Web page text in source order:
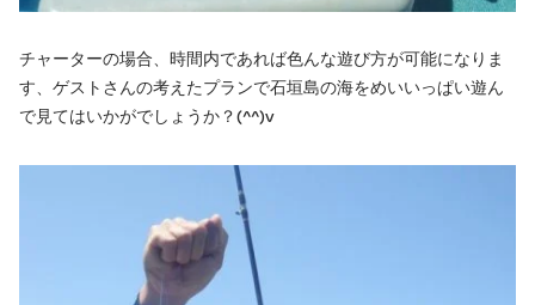
チャーターの場合、時間内であれば色んな遊び方が可能になりま
す、ゲストさんの考えたプランで石垣島の海をめいいっぱい遊ん
で見てはいかがでしょうか？(^^)v